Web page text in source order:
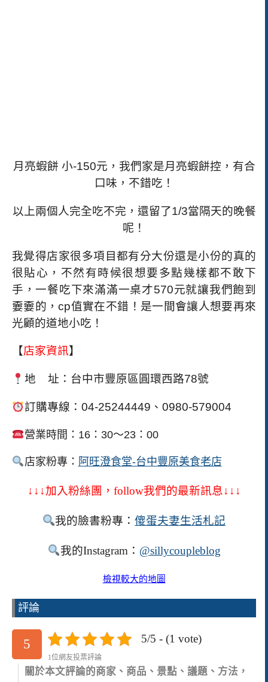
月亮蝦餅 小-150元，我們家是月亮蝦餅控，有合
口味，不錯吃！
以上兩個人完全吃不完，還留了1/3當隔天的晚餐
呢！
我覺得店家很多項目都有分大份還是小份的真的
很貼心，不然有時候很想要多點幾樣都不敢下
手，一餐吃下來滿滿一桌才570元就讓我們飽到
嫑嫑的，cp值實在不錯！是一間會讓人想要再來
光顧的道地小吃！
【店家資訊】
地 址：台中市豐原區圓環西路78號
訂購專線： 04-25244449 、 0980-579004
營業時間：16：30～23：00
店家粉專： 阿旺澄食堂-台中豐原美食老店
↓↓↓加入粉絲團， follow我們的最新訊息↓↓↓
我的臉書粉專：傻蛋夫妻生活札記
我的Instagram ： @sillycoupleblog
檢視較大的地圖
評論
5 5/5 - (1 vote)
1位網友投票評論
關於本文評論的商家、商品、景點、議題、方法，